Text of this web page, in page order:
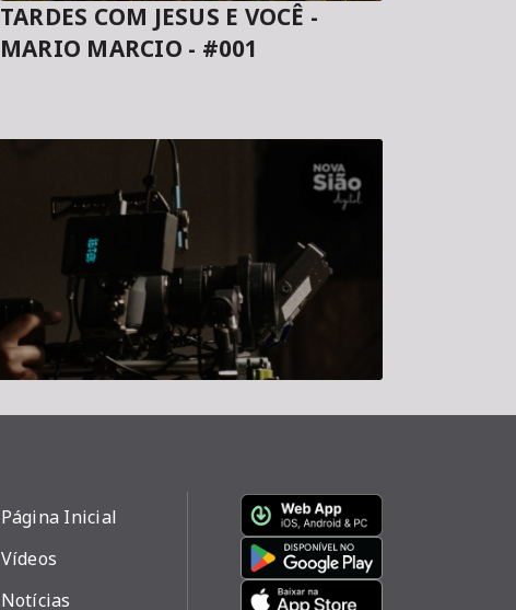
TARDES COM JESUS E VOCÊ -
MARIO MARCIO - #001
Página Inicial
Vídeos
Notícias